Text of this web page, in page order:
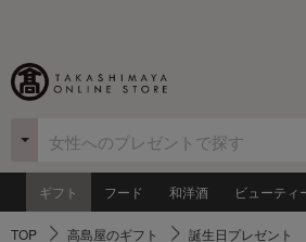
ギフト フード 和洋酒 ビューティ
TOP 高島屋のギフト 誕生日プレゼント